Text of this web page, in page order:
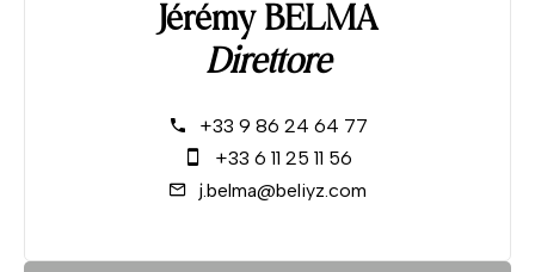
Jérémy BELMA
Direttore
+33 9 86 24 64 77
+33 6 11 25 11 56
j.belma@beliyz.com